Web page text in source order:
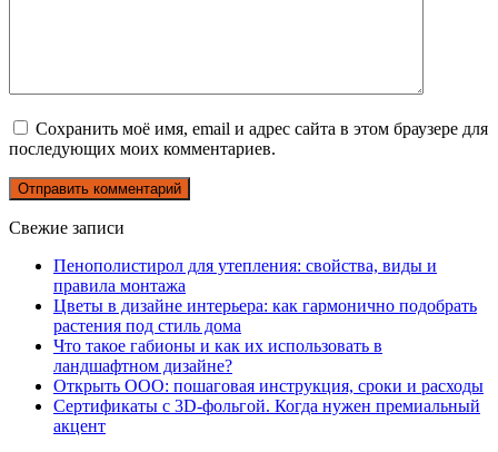
Сохранить моё имя, email и адрес сайта в этом браузере для
последующих моих комментариев.
Свежие записи
Пенополистирол для утепления: свойства, виды и
правила монтажа
Цветы в дизайне интерьера: как гармонично подобрать
растения под стиль дома
Что такое габионы и как их использовать в
ландшафтном дизайне?
Открыть ООО: пошаговая инструкция, сроки и расходы
Сертификаты с 3D-фольгой. Когда нужен премиальный
акцент